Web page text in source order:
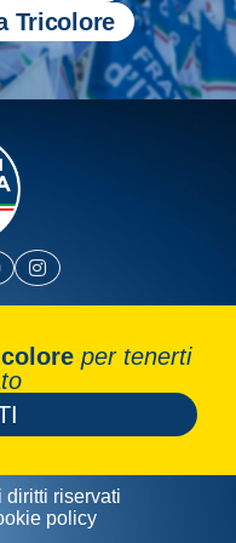
Tricolore
per tenerti
diritti riservati
policy